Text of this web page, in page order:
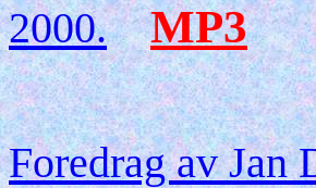
2000.
MP3
Foredrag av Jan